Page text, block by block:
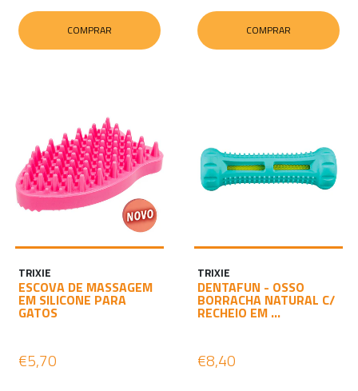
COMPRAR COMPRAR
TRIXIE
ESCOVA DE MASSAGEM
EM SILICONE PARA
GATOS
€5,70
TRIXIE
DENTAFUN - OSSO
BORRACHA NATURAL C/
RECHEIO EM ...
€8,40